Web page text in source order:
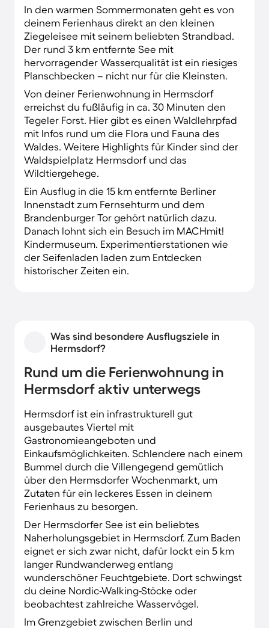
In den warmen Sommermonaten geht es von
deinem Ferienhaus direkt an den kleinen
Ziegeleisee mit seinem beliebten Strandbad.
Der rund 3 km entfernte See mit
hervorragender Wasserqualität ist ein riesiges
Planschbecken – nicht nur für die Kleinsten.
Von deiner Ferienwohnung in Hermsdorf
erreichst du fußläufig in ca. 30 Minuten den
Tegeler Forst. Hier gibt es einen Waldlehrpfad
mit Infos rund um die Flora und Fauna des
Waldes. Weitere Highlights für Kinder sind der
Waldspielplatz Hermsdorf und das
Wildtiergehege.
Ein Ausflug in die 15 km entfernte Berliner
Innenstadt zum Fernsehturm und dem
Brandenburger Tor gehört natürlich dazu.
Danach lohnt sich ein Besuch im MACHmit!
Kindermuseum. Experimentierstationen wie
der Seifenladen laden zum Entdecken
historischer Zeiten ein.
Was sind besondere Ausflugsziele in
Hermsdorf?
Rund um die Ferienwohnung in
Hermsdorf aktiv unterwegs
Hermsdorf ist ein infrastrukturell gut
ausgebautes Viertel mit
Gastronomieangeboten und
Einkaufsmöglichkeiten. Schlendere nach einem
Bummel durch die Villengegend gemütlich
über den Hermsdorfer Wochenmarkt, um
Zutaten für ein leckeres Essen in deinem
Ferienhaus zu besorgen.
Der Hermsdorfer See ist ein beliebtes
Naherholungsgebiet in Hermsdorf. Zum Baden
eignet er sich zwar nicht, dafür lockt ein 5 km
langer Rundwanderweg entlang
wunderschöner Feuchtgebiete. Dort schwingst
du deine Nordic-Walking-Stöcke oder
beobachtest zahlreiche Wasservögel.
Im Grenzgebiet zwischen Berlin und